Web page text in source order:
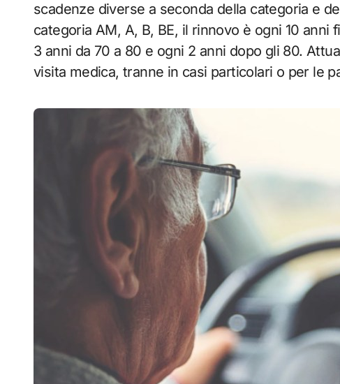
scadenze diverse a seconda della categoria e
categoria AM, A, B, BE, il rinnovo è ogni 10
3 anni da 70 a 80 e ogni 2 anni dopo gli 80.
visita medica, tranne in casi particolari o per le